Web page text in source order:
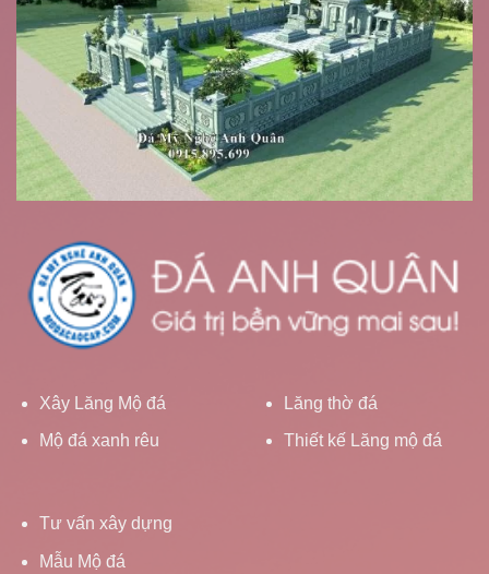
Xây Lăng Mộ đá
Mộ đá xanh rêu
Lăng thờ đá
Thiết kế Lăng mộ đá
Tư vấn xây dựng
Mẫu Mộ đá